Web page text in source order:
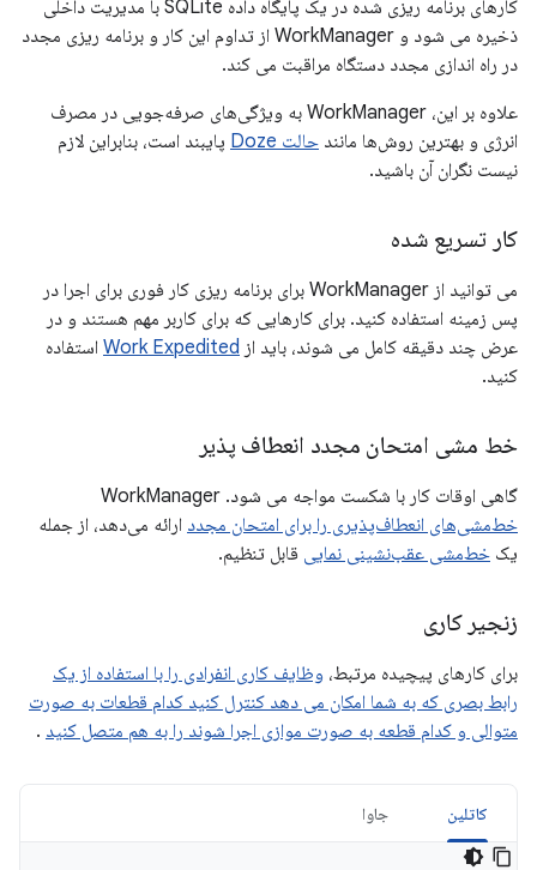
کارهای برنامه ریزی شده در یک پایگاه داده SQLite با مدیریت داخلی
ذخیره می شود و WorkManager از تداوم این کار و برنامه ریزی مجدد
در راه اندازی مجدد دستگاه مراقبت می کند.
علاوه بر این، WorkManager به ویژگی‌های صرفه‌جویی در مصرف
انرژی و بهترین روش‌ها مانند حالت Doze
پایبند است، بنابراین لازم
نیست نگران آن باشید.
کار تسریع شده
می توانید از WorkManager برای برنامه ریزی کار فوری برای اجرا در
پس زمینه استفاده کنید. برای کارهایی که برای کاربر مهم هستند و در
عرض چند دقیقه کامل می شوند، باید از Work Expedited استفاده
کنید.
خط مشی امتحان مجدد انعطاف پذیر
گاهی اوقات کار با شکست مواجه می شود. WorkManager
خط‌مشی‌های انعطاف‌پذیری را برای امتحان مجدد ارائه می‌دهد، از جمله
یک خط‌مشی عقب‌نشینی نمایی قابل تنظیم.
زنجیر کاری
برای کارهای پیچیده مرتبط، وظایف کاری انفرادی را با استفاده از یک
رابط بصری که به شما امکان می دهد کنترل کنید کدام قطعات به صورت
متوالی و کدام قطعه به صورت موازی اجرا شوند را به هم متصل کنید .
کاتلین جاوا